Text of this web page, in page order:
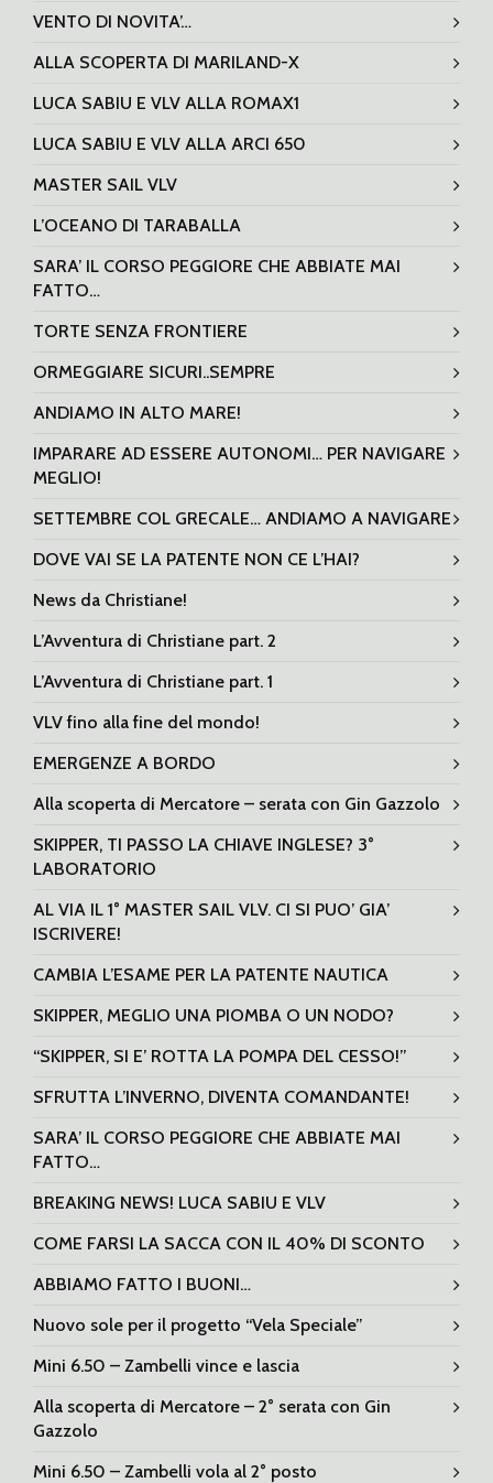
VENTO DI NOVITA’…
ALLA SCOPERTA DI MARILAND-X
LUCA SABIU E VLV ALLA ROMAX1
LUCA SABIU E VLV ALLA ARCI 650
MASTER SAIL VLV
L’OCEANO DI TARABALLA
SARA’ IL CORSO PEGGIORE CHE ABBIATE MAI
FATTO…
TORTE SENZA FRONTIERE
ORMEGGIARE SICURI..SEMPRE
ANDIAMO IN ALTO MARE!
IMPARARE AD ESSERE AUTONOMI… PER NAVIGARE
MEGLIO!
SETTEMBRE COL GRECALE… ANDIAMO A NAVIGARE
DOVE VAI SE LA PATENTE NON CE L’HAI?
News da Christiane!
L’Avventura di Christiane part. 2
L’Avventura di Christiane part. 1
VLV fino alla fine del mondo!
EMERGENZE A BORDO
Alla scoperta di Mercatore – serata con Gin Gazzolo
SKIPPER, TI PASSO LA CHIAVE INGLESE? 3°
LABORATORIO
AL VIA IL 1° MASTER SAIL VLV. CI SI PUO’ GIA’
ISCRIVERE!
CAMBIA L’ESAME PER LA PATENTE NAUTICA
SKIPPER, MEGLIO UNA PIOMBA O UN NODO?
“SKIPPER, SI E’ ROTTA LA POMPA DEL CESSO!”
SFRUTTA L’INVERNO, DIVENTA COMANDANTE!
SARA’ IL CORSO PEGGIORE CHE ABBIATE MAI
FATTO…
BREAKING NEWS! LUCA SABIU E VLV
COME FARSI LA SACCA CON IL 40% DI SCONTO
ABBIAMO FATTO I BUONI…
Nuovo sole per il progetto “Vela Speciale”
Mini 6.50 – Zambelli vince e lascia
Alla scoperta di Mercatore – 2° serata con Gin
Gazzolo
Mini 6.50 – Zambelli vola al 2° posto